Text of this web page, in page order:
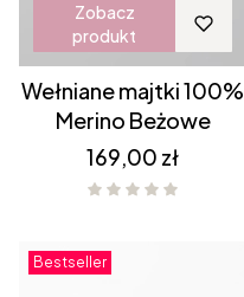
Zobacz
produkt
Wełniane majtki 100%
Merino Beżowe
Cena
169,00 zł
Bestseller